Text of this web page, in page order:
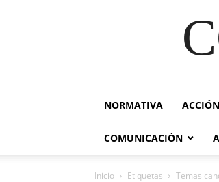
NORMATIVA
COMUNICACIÓN
Inicio Etiquetas Temas